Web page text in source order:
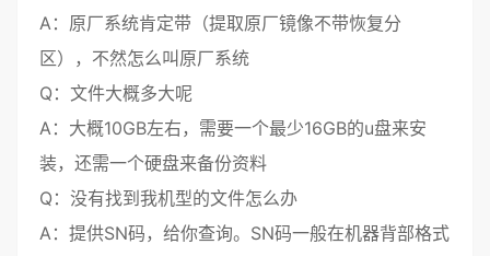
A： 原厂系统肯定带（提取原厂镜像不带恢复分
区），不然怎么叫 原厂系统
Q：文件大概多大呢
A：大概10GB左右，需要一个最少16GB的u盘来安
装，还需一个硬盘来备份资料
Q：没有找到我机型的文件怎么办
A：提供SN码，给你查询。SN码一般在机器背部格式